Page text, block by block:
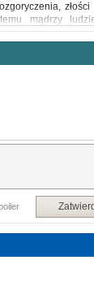
złości
mądrzy
każdy może stać
podejściem jest
i spokoju.
sposobu